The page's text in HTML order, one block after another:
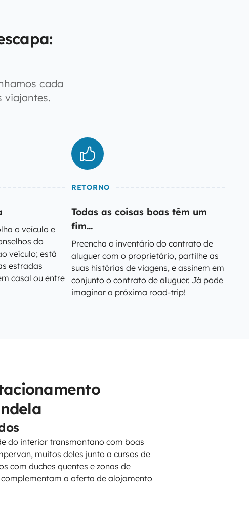
cada
viajantes.
o veículo e
do
veículo; está
estradas
casal ou entre
RETORNO
Todas as coisas boas têm um
fim...
Preencha o inventário do contrato de
aluguer com o proprietário, partilhe as
suas histórias de viagens, e assinem em
conjunto o contrato de aluguer. Já pode
imaginar a próxima road-trip!
do interior transmontano com boas
muitos deles junto a cursos de
com duches quentes e zonas de
a oferta de alojamento